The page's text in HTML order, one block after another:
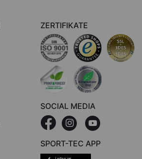
ZERTIFIKATE
SOCIAL MEDIA
SPORT-TEC APP